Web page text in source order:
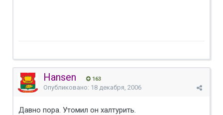
Hansen 163
Опубликовано: 18 декабря, 2006
Давно пора. Утомил он халтурить.